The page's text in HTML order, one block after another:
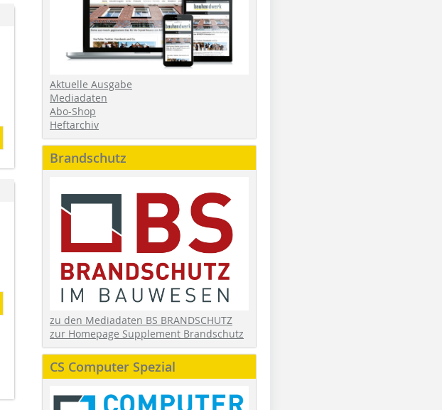
Aktuelle Ausgabe
Mediadaten
Abo-Shop
Heftarchiv
Brandschutz
zu den Mediadaten BS BRANDSCHUTZ
zur Homepage Supplement Brandschutz
CS Computer Spezial